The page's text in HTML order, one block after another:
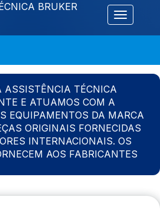
Alternar
ASSISTÊNCIA TÉCNICA
E ATUAMOS COM A
EQUIPAMENTOS DA MARCA
ORIGINAIS FORNECIDAS
INTERNACIONAIS. OS
AOS FABRICANTES